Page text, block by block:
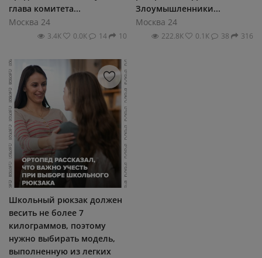
глава комитета...
Москва 24
3.4К 0.0К 14 10
Злоумышленники...
Москва 24
222.8К 0.1К 38 316
Школьный рюкзак должен
весить не более 7
килограммов, поэтому
нужно выбирать модель,
выполненную из легких